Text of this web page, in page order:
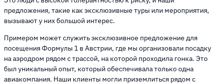
предложения, такие как эксклюзивные туры или мероприятия,
вызывают у них большой интерес.
Примером может служить эксклюзивное предложение для
посещения Формулы 1 в Австрии, где мы организовали посадку
на аэродром рядом с трассой, на которой проходила гонка. Это
был уникальный опыт, который обеспечивала только одна
авиакомпания. Наши клиенты могли приземлиться рядом с